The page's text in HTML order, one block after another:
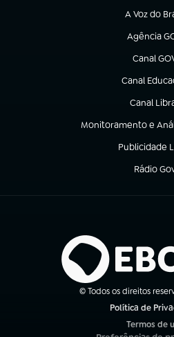
A Voz do
(abre em
Agência
(abre em
Canal
(abre em
Canal
(abre em
Canal
(abre em
Monitoramento e
(abre em nova aba)
Publicidade
(abre em
Rádio
(abre em
© Todos os direitos
Política de
Termos de
(abre em